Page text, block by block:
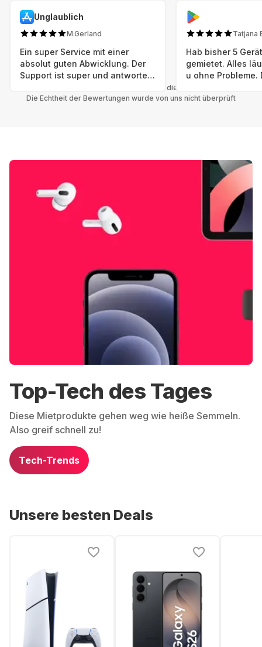
Unglaublich
M.Gerland
Ein super Service mit einer
absolut guten Abwicklung. Der
Support ist super und antworte
Tatjana
Hab bisher 5
gemietet. Alles
u ohne Probleme.
einwandfreien
Nachhaltig u wer
mal wieder ein
hat (Xbox,
Smartphone etc),
Grover nur
Möglichkeit
besteht nach
Alle Bewertungen beziehen sich auf die Grover App.
Die Echtheit der Bewertungen wurde von uns nicht überprüft
Top-Tech des Tages
Diese Mietprodukte gehen weg wie heiße Semmeln.
Also greif schnell zu!
Tech-Trends
Unsere besten Deals